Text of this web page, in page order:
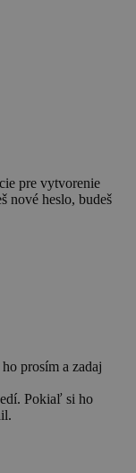
pre vytvorenie
nové heslo, budeš
prosím a zadaj
Pokiaľ si ho